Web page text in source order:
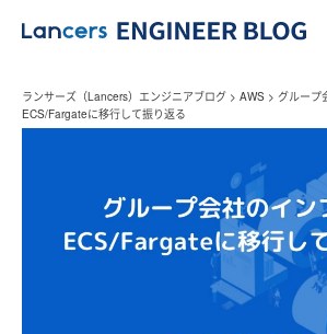
ランサーズ（Lancers）エンジニアブログ > AWS > グループ
ECS/Fargateに移行して振り返る